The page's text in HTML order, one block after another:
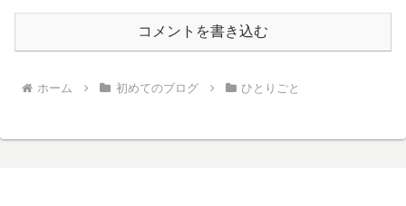
コメントを書き込む
ホーム 初めてのブログ ひとりごと